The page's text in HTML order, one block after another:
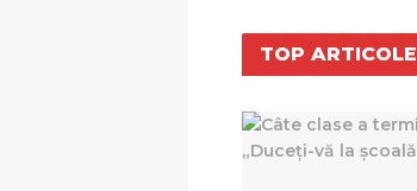
TOP ARTICOLE